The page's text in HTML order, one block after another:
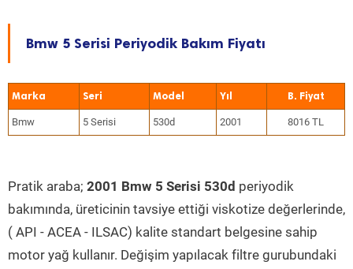
Bmw 5 Serisi Periyodik Bakım Fiyatı
Marka Seri Model Yıl
Bmw 5 Serisi 530d 2001 8016 TL
Pratik araba; 2001 Bmw 5 Serisi 530d periyodik
bakımında, üreticinin tavsiye ettiği viskotize değerlerinde,
( API - ACEA - ILSAC) kalite standart belgesine sahip
motor yağ kullanır. Değişim yapılacak filtre gurubundaki